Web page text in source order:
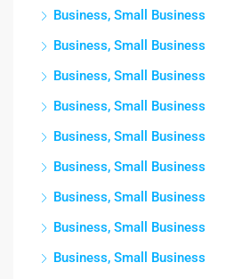
Business, Small Business
Business, Small Business
Business, Small Business
Business, Small Business
Business, Small Business
Business, Small Business
Business, Small Business
Business, Small Business
Business, Small Business